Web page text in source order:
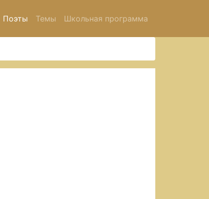
Поэты Темы Школьная программа